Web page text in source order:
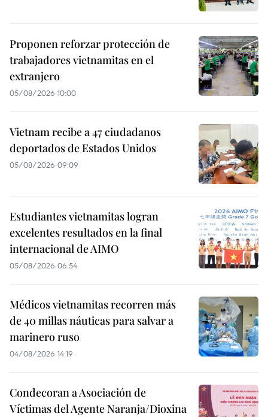
Proponen reforzar protección de
trabajadores vietnamitas en el
extranjero
05/08/2026 10:00
Vietnam recibe a 47 ciudadanos
deportados de Estados Unidos
05/08/2026 09:09
Estudiantes vietnamitas logran
excelentes resultados en la final
internacional de AIMO
05/08/2026 06:54
Médicos vietnamitas recorren más
de 40 millas náuticas para salvar a
marinero ruso
04/08/2026 14:19
Condecoran a Asociación de
Víctimas del Agente Naranja/Dioxina